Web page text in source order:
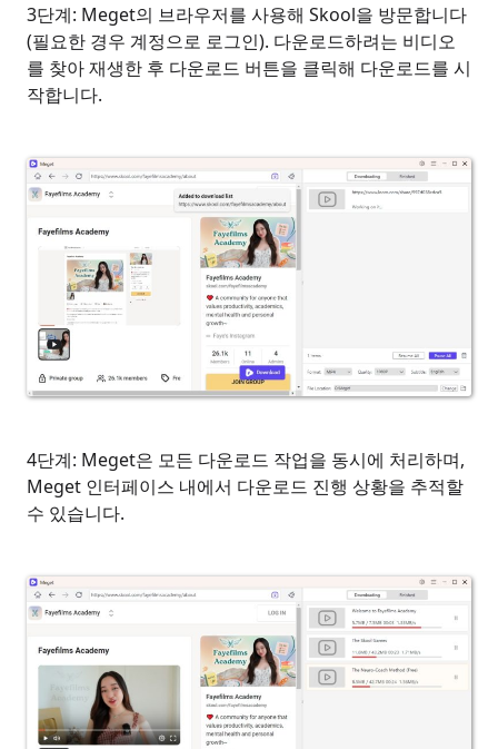
3단계: Meget의 브라우저를 사용해 Skool을 방문합니다
(필요한 경우 계정으로 로그인). 다운로드하려는 비디오
를 찾아 재생한 후 다운로드 버튼을 클릭해 다운로드를 시
작합니다.
4단계: Meget은 모든 다운로드 작업을 동시에 처리하며,
Meget 인터페이스 내에서 다운로드 진행 상황을 추적할
수 있습니다.